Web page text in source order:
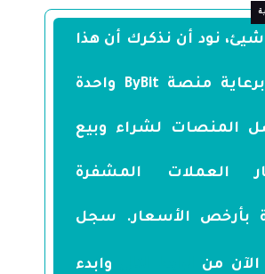
نود أن نذكرك أن هذا
المقال برعاية منصة ByBit واحدة
المنصات لشراء وبيع
العملات المشفرة
بأرخص الأسعار. سجل
من وابدء